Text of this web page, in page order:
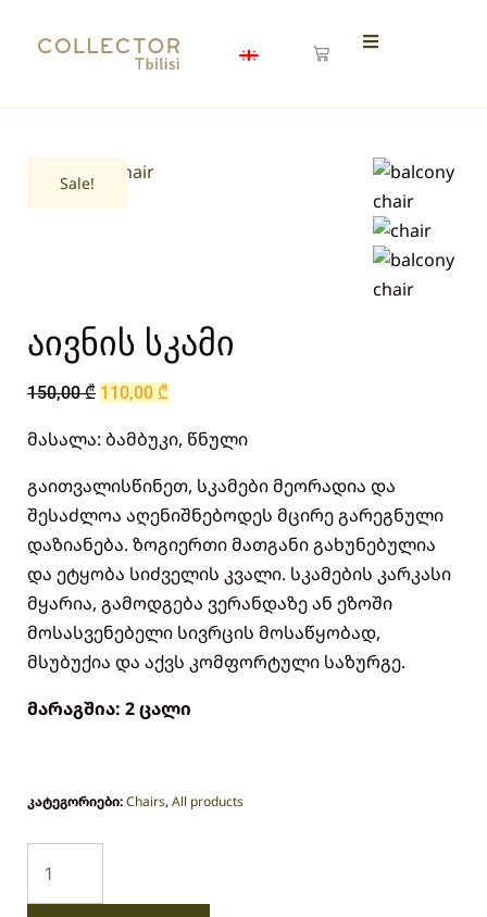
Sale!
აივნის სკამი
150,00₾ 110,00 ₾
მასალა: ბამბუკი, წნული
გაითვალისწინეთ, სკამები მეორადია და
შესაძლოა აღენიშნებოდეს მცირე გარეგნული
დაზიანება. ზოგიერთი მათგანი გახუნებულია
და ეტყობა სიძველის კვალი. სკამების კარკასი
მყარია, გამოდგება ვერანდაზე ან ეზოში
მოსასვენებელი სივრცის მოსაწყობად,
მსუბუქია და აქვს კომფორტული საზურგე.
მარაგშია: 2 ცალი
კატეგორიები:Chairs,All products